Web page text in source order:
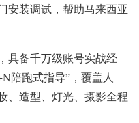
安装调试，帮助马来西亚
具备千万级账号实战经
陪跑式指导”，覆盖人
、造型、灯光、摄影全程